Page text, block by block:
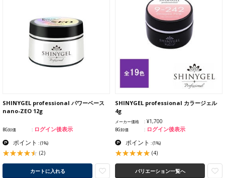
SHINYGEL professional パワーベース
nano-ZEO 12g
BG卸価 ログイン後表示
ポイント :(1%)
(2)
カートに入れる
SHINYGEL professional カラージェル
4g
メーカー価格 ¥1,700
BG卸価 ログイン後表示
ポイント :(1%)
(4)
バリエーション一覧へ